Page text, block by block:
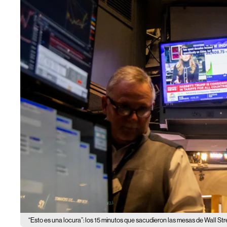
“Esto es una locura”: los 15 minutos que sacudieron las mesas de Wall